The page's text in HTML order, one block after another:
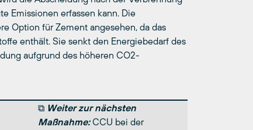
Emissionen erfassen kann. Die
Option für Zement angesehen, da das
enthält. Sie senkt den Energiebedarf des
aufgrund des höheren CO2-
⧉ Weiter zur nächsten
Maßnahme:CCU bei der